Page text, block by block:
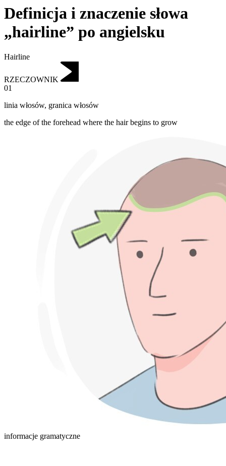
Definicja i znaczenie słowa
„hairline” po angielsku
Hairline
RZECZOWNIK
01
linia włosów, granica włosów
the edge of the forehead where the hair begins to grow
informacje gramatyczne